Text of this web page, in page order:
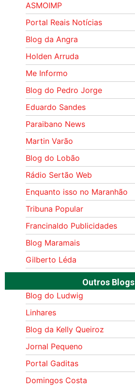
ASMOIMP
Portal Reais Notí­cias
Blog da Angra
Holden Arruda
Me Informo
Blog do Pedro Jorge
Eduardo Sandes
Paraibano News
Martin Varão
Blog do Lobão
Rádio Sertão Web
Enquanto isso no Maranhão
Tribuna Popular
Francinaldo Publicidades
Blog Maramais
Gilberto Léda
Outros Blogs
Blog do Ludwig
Linhares
Blog da Kelly Queiroz
Jornal Pequeno
Portal Gaditas
Domingos Costa